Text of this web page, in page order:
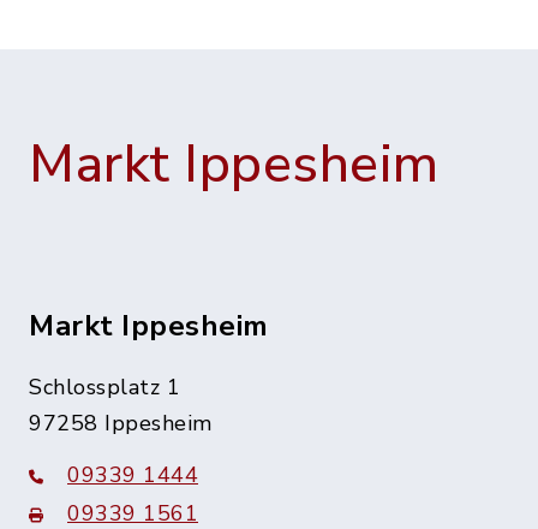
Markt Ippesheim
Markt Ippesheim
Schlossplatz 1
97258 Ippesheim
09339 1444
09339 1561